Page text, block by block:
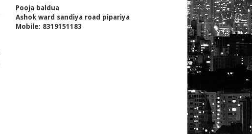
Pooja baldua
Ashok ward sandiya road pipariya
Mobile: 8319151183